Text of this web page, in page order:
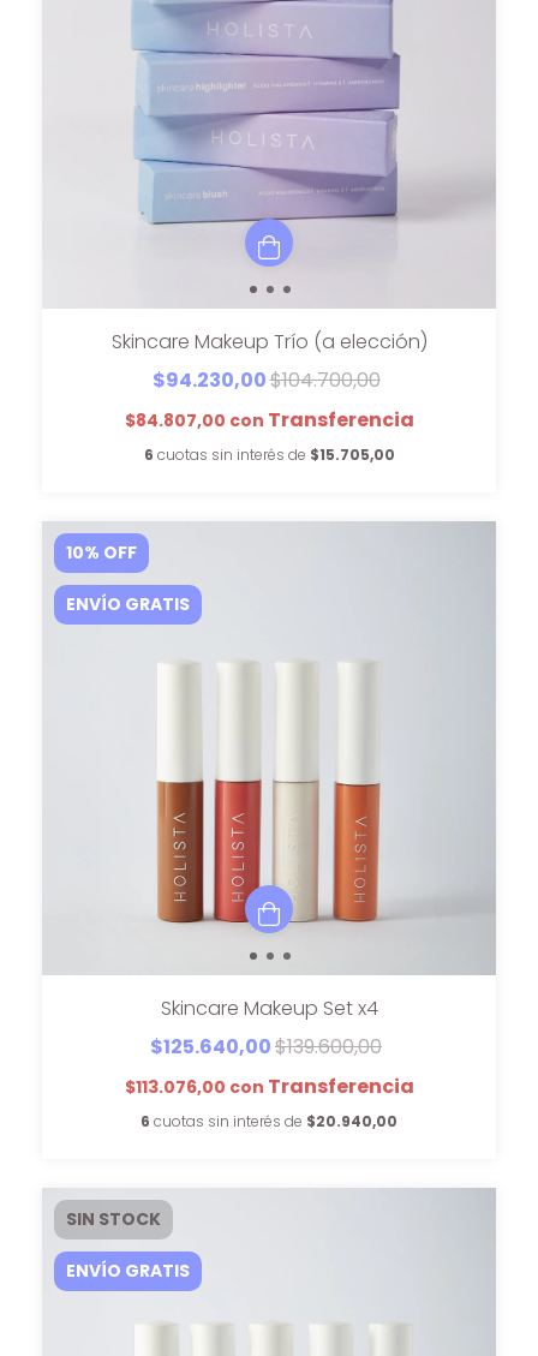
Skincare Makeup Trío (a elección)
$94.230,00$104.700,00
$84.807,00 con
6 cuotas sin interés de $15.705,00
10% OFF
ENVÍO GRATIS
Skincare Makeup Set x4
$125.640,00$139.600,00
$113.076,00 con
6 cuotas sin interés de $20.940,00
SIN STOCK
ENVÍO GRATIS